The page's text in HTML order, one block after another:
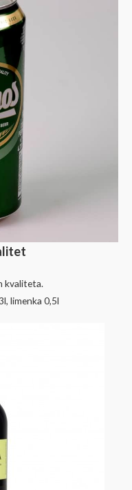
kvaliteta.
limenka 0,5l